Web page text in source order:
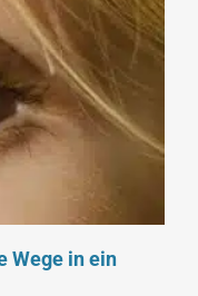
Wege in ein